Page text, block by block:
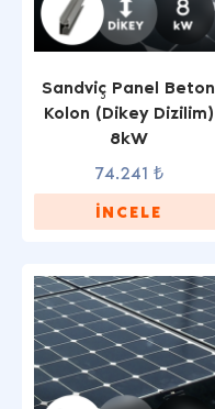
Sandviç Panel Beton
Kolon (Dikey Dizilim)
8kW
74.241 ₺
İNCELE